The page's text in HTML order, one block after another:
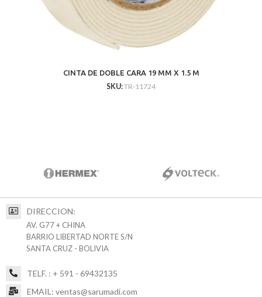
CINTA DE DOBLE CARA 19 MM X 1.5 M
SKU:TR-11724
DIRECCION:
AV. G77 + CHINA
BARRIO LIBERTAD NORTE S/N
SANTA CRUZ - BOLIVIA
TELF. : + 591 - 69432135
EMAIL: ventas@sarumadi.com